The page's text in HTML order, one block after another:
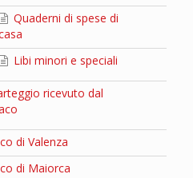
Quaderni di spese di
Libi minori e speciali
ricevuto dal
di Valenza
di Maiorca